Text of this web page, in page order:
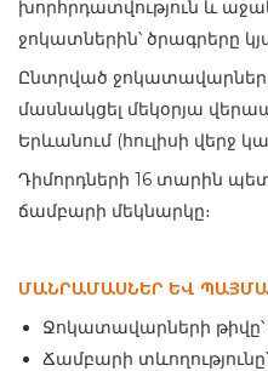
խորհրդատվություն և
ջոկատներին՝ ծրագրերը
Ընտրված
մասնակցել մեկօրյա
Երևանում (հուլիսի վերջ
Դիմորդների 16 տարին
ճամբարի մեկնարկը։
ՄԱՆՐԱՄԱՍՆԵՐ ԵՎ
Ջոկատավարների թիվը՝
Ճամբարի